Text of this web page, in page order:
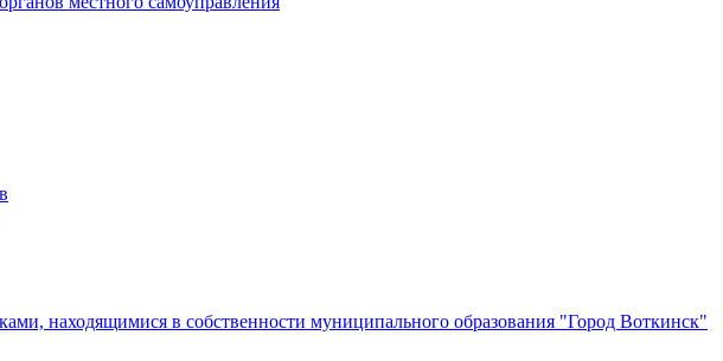
находящимися в собственности муниципального образования "Город Воткинск"